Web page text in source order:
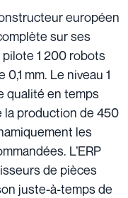
européen
sur ses
pilote 1 200 robots
mm. Le niveau 1
qualité en temps
la production de 450
les
L’ERP
de pièces
juste-à-temps de